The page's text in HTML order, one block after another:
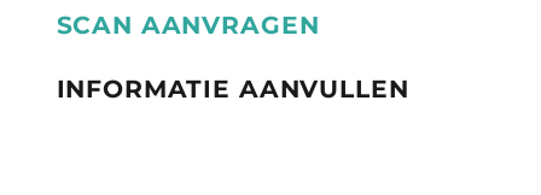
SCAN AANVRAGEN
INFORMATIE AANVULLEN